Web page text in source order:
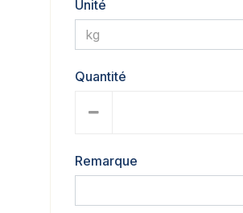
Unité
Quantité
Remarque